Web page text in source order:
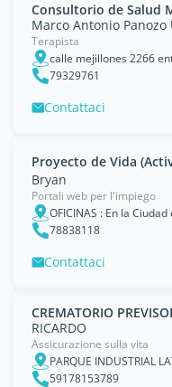
Consultorio de Salud
Marco Antonio Panozo
Terapista
79329761
Contattaci
Proyecto de Vida
Bryan
Portali web per l'impiego
78838118
Contattaci
CREMATORIO
RICARDO
Assicurazione sulla vita
59178153789